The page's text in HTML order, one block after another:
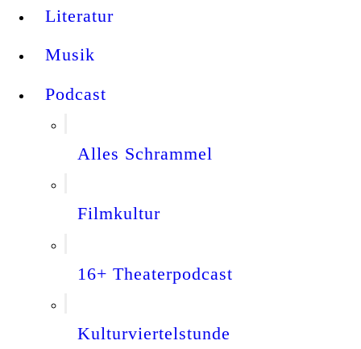
Literatur
Musik
Podcast
Alles Schrammel
Filmkultur
16+ Theaterpodcast
Kulturviertelstunde